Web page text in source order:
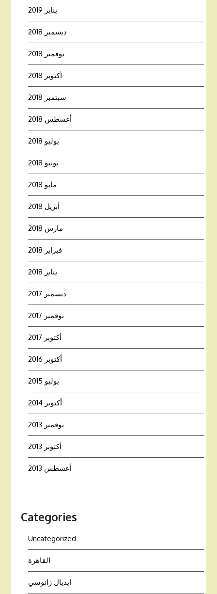
يناير 2019
ديسمبر 2018
نوفمبر 2018
أكتوبر 2018
سبتمبر 2018
أغسطس 2018
يوليو 2018
يونيو 2018
مايو 2018
أبريل 2018
مارس 2018
فبراير 2018
يناير 2018
ديسمبر 2017
نوفمبر 2017
أكتوبر 2017
أكتوبر 2016
يوليو 2015
أكتوبر 2014
نوفمبر 2013
أكتوبر 2013
أغسطس 2013
Categories
Uncategorized
القاهرة
ايديال زانوسي